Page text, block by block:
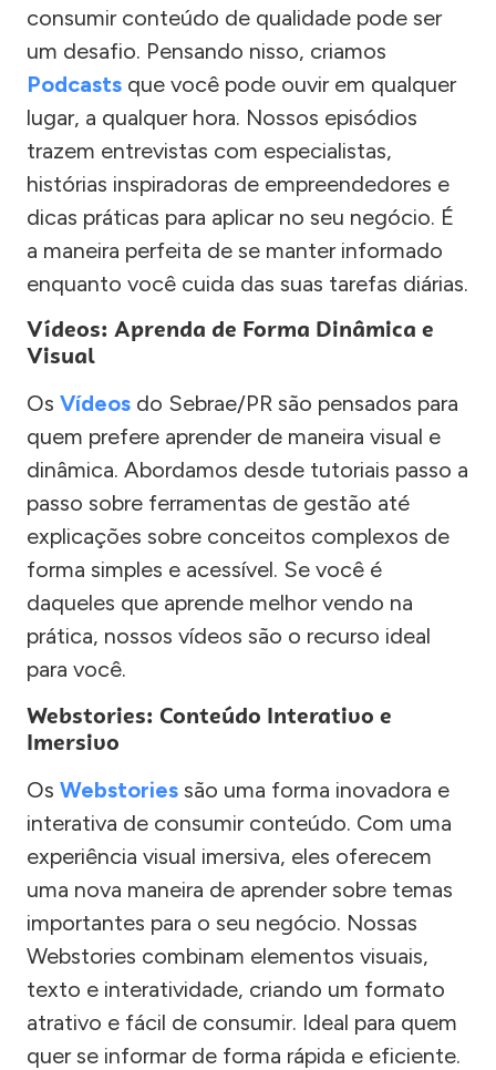
consumir conteúdo de qualidade pode ser
um desafio. Pensando nisso, criamos
Podcasts que você pode ouvir em qualquer
lugar, a qualquer hora. Nossos episódios
trazem entrevistas com especialistas,
histórias inspiradoras de empreendedores e
dicas práticas para aplicar no seu negócio. É
a maneira perfeita de se manter informado
enquanto você cuida das suas tarefas diárias.
Vídeos: Aprenda de Forma Dinâmica e
Visual
Os Vídeos do Sebrae/PR são pensados para
quem prefere aprender de maneira visual e
dinâmica. Abordamos desde tutoriais passo a
passo sobre ferramentas de gestão até
explicações sobre conceitos complexos de
forma simples e acessível. Se você é
daqueles que aprende melhor vendo na
prática, nossos vídeos são o recurso ideal
para você.
Webstories: Conteúdo Interativo e
Imersivo
Os Webstories são uma forma inovadora e
interativa de consumir conteúdo. Com uma
experiência visual imersiva, eles oferecem
uma nova maneira de aprender sobre temas
importantes para o seu negócio. Nossas
Webstories combinam elementos visuais,
texto e interatividade, criando um formato
atrativo e fácil de consumir. Ideal para quem
quer se informar de forma rápida e eficiente.